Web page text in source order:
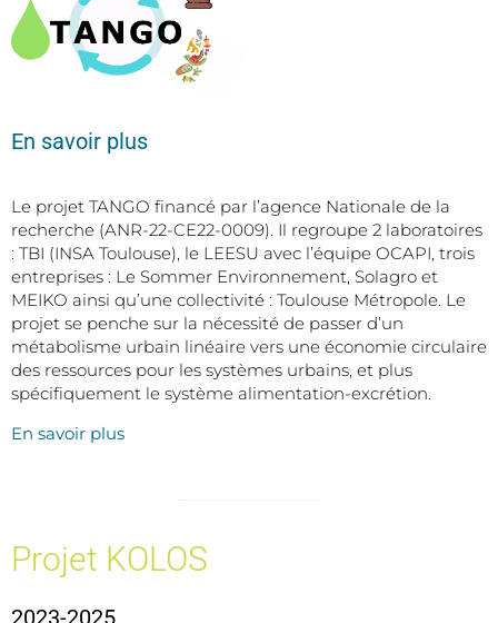
En savoir plus
Le projet TANGO financé par l’agence Nationale de la
recherche (ANR-22-CE22-0009). Il regroupe 2 laboratoires
: TBI (INSA Toulouse), le LEESU avec l’équipe OCAPI, trois
entreprises : Le Sommer Environnement, Solagro et
MEIKO ainsi qu’une collectivité : Toulouse Métropole. Le
projet se penche sur la nécessité de passer d’un
métabolisme urbain linéaire vers une économie circulaire
des ressources pour les systèmes urbains, et plus
spécifiquement le système alimentation-excrétion.
En savoir plus
Projet KOLOS
2023-2025